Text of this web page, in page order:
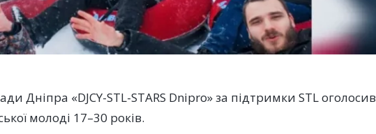
Дніпра «DJCY-STL-STARS Dnipro» за підтримки STL оголосив
молоді 17–30 років.